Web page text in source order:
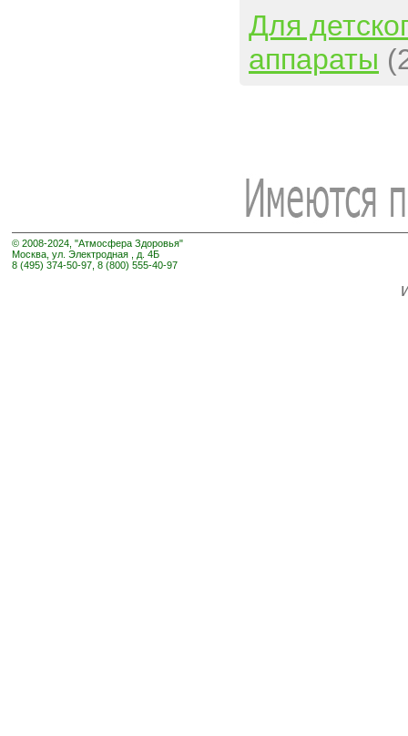
Для
аппараты
© 2008-2024, "Атмосфера Здоровья"
Москва, ул. Электродная , д. 4Б
8 (495) 374-50-97, 8 (800) 555-40-97